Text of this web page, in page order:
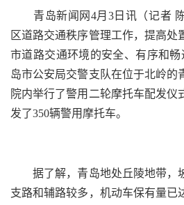
青岛新闻网4月3日讯（记者 陈
区道路交通秩序管理工作，提高处
市道路交通环境的安全、有序和
岛市公安局交警支队在位于北岭的
院内举行了警用二轮摩托车配发仪
发了350辆警用摩托车。
据了解，青岛地处丘陵地带，
支路和辅路较多，机动车保有量已